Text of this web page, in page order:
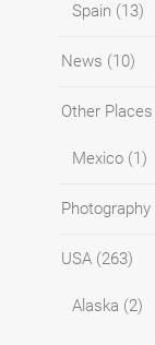
Spain (13)
News (10)
Other Places
Mexico (1)
Photography
USA (263)
Alaska (2)